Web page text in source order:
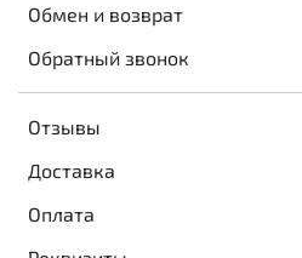
Обмен и возврат
Обратный звонок
Отзывы
Доставка
Оплата